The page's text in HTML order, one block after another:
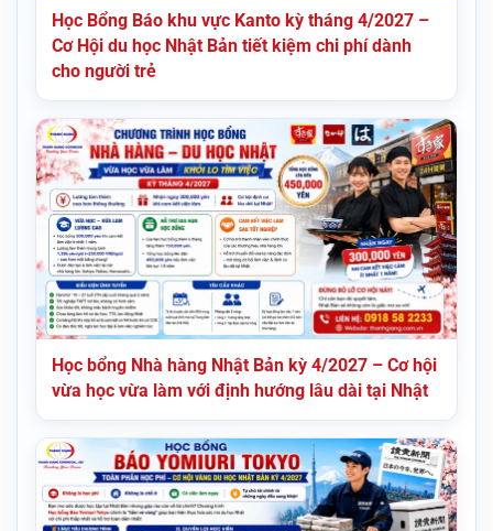
Học Bổng Báo khu vực Kanto kỳ tháng 4/2027 –
Cơ Hội du học Nhật Bản tiết kiệm chi phí dành
cho người trẻ
Học bổng Nhà hàng Nhật Bản kỳ 4/2027 – Cơ hội
vừa học vừa làm với định hướng lâu dài tại Nhật